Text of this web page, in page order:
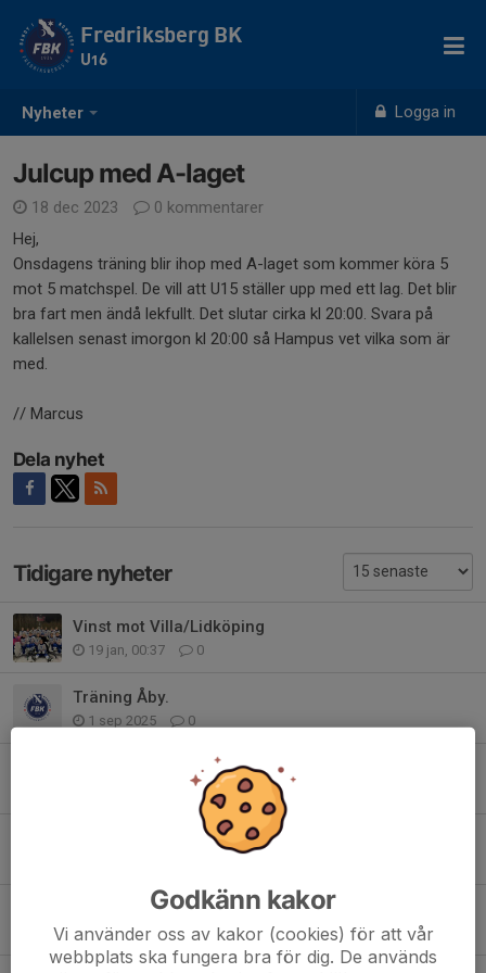
Nyheter Logga in
Fredriksberg BK
U16
Julcup med A-laget
18 dec 2023
0 kommentarer
Hej,
Onsdagens träning blir ihop med A-laget som kommer köra 5
mot 5 matchspel. De vill att U15 ställer upp med ett lag. Det blir
bra fart men ändå lekfullt. Det slutar cirka kl 20:00. Svara på
kallelsen senast imorgon kl 20:00 så Hampus vet vilka som är
med.
// Marcus
Dela nyhet
Tidigare nyheter
Vinst mot Villa/Lidköping
19 jan, 00:37 0
Träning Åby.
1 sep 2025 0
Mästarcupen Mölndal
Träningen inställd 1/1
1 jan 2025 0
Godkänn kakor
Vi använder oss av kakor (cookies) för att vår
webbplats ska fungera bra för dig. De används